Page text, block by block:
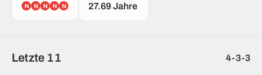
N N N N N 27.69 Jahre
Letzte 11 4-3-3